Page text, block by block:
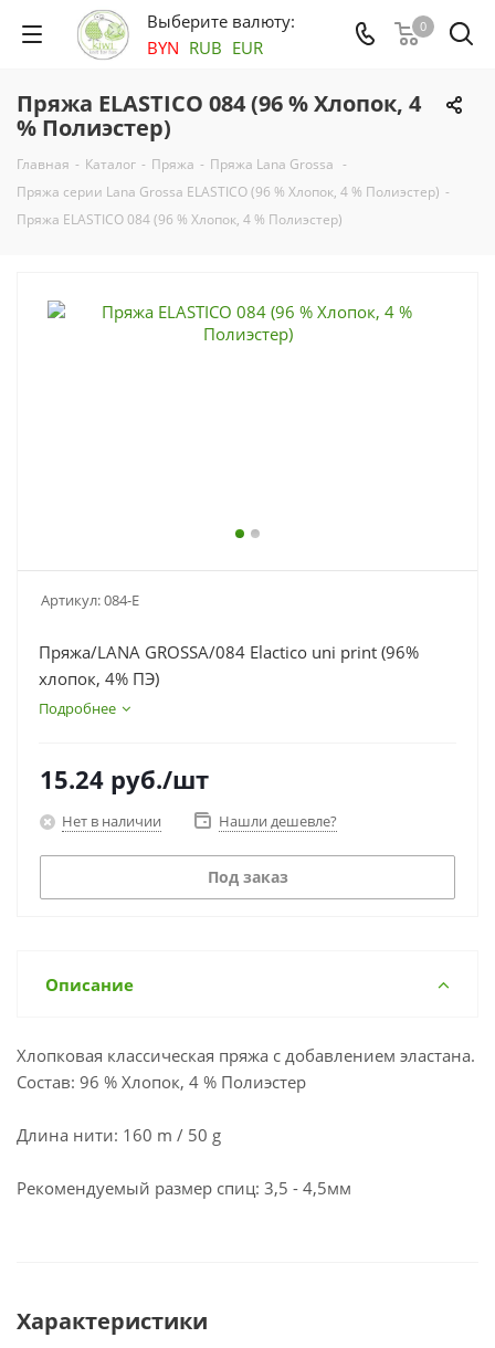
Выберите валюту:
BYN RUB EUR
0
Пряжа ELASTICO 084 (96 % Хлопок, 4
% Полиэстер)
Главная - Каталог - Пряжа - Пряжа Lana Grossa -
Пряжа серии Lana Grossa ELASTICO (96 % Хлопок, 4 % Полиэстер) -
Пряжа ELASTICO 084 (96 % Хлопок, 4 % Полиэстер)
Артикул:084-E
Пряжа/LANA GROSSA/084 Elactico uni print (96%
хлопок, 4% ПЭ)
Подробнее
15.24 руб./шт
Нет в наличии Нашли дешевле?
Под заказ
Описание
Хлопковая классическая пряжа с добавлением эластана.
Состав: 96 % Хлопок, 4 % Полиэстер
Длина нити: 160 m / 50 g
Рекомендуемый размер спиц: 3,5 - 4,5мм
Характеристики